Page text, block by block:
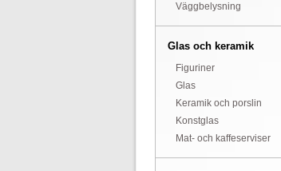
Väggbelysning
Glas och keramik
Figuriner
Glas
Keramik och porslin
Konstglas
Mat- och kaffeserviser